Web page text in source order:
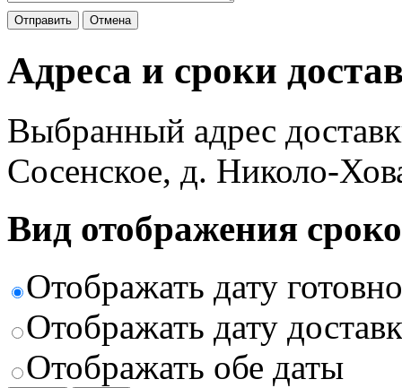
Отправить Отмена
Адреса и сроки
Выбранный адрес
Сосенское, д. Николо-
Вид отображения
Отображать дату
Отображать дату
Отображать обе даты